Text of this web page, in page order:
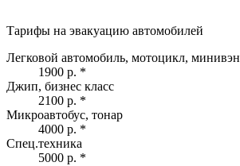
Тарифы на эвакуацию автомобилей
Легковой автомобиль, мотоцикл, минивэн
1900 р. *
Джип, бизнес класс
2100 р. *
Микроавтобус, тонар
4000 р. *
Спец.техника
5000 р. *